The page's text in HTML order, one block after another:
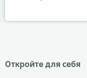
Откройте для себя